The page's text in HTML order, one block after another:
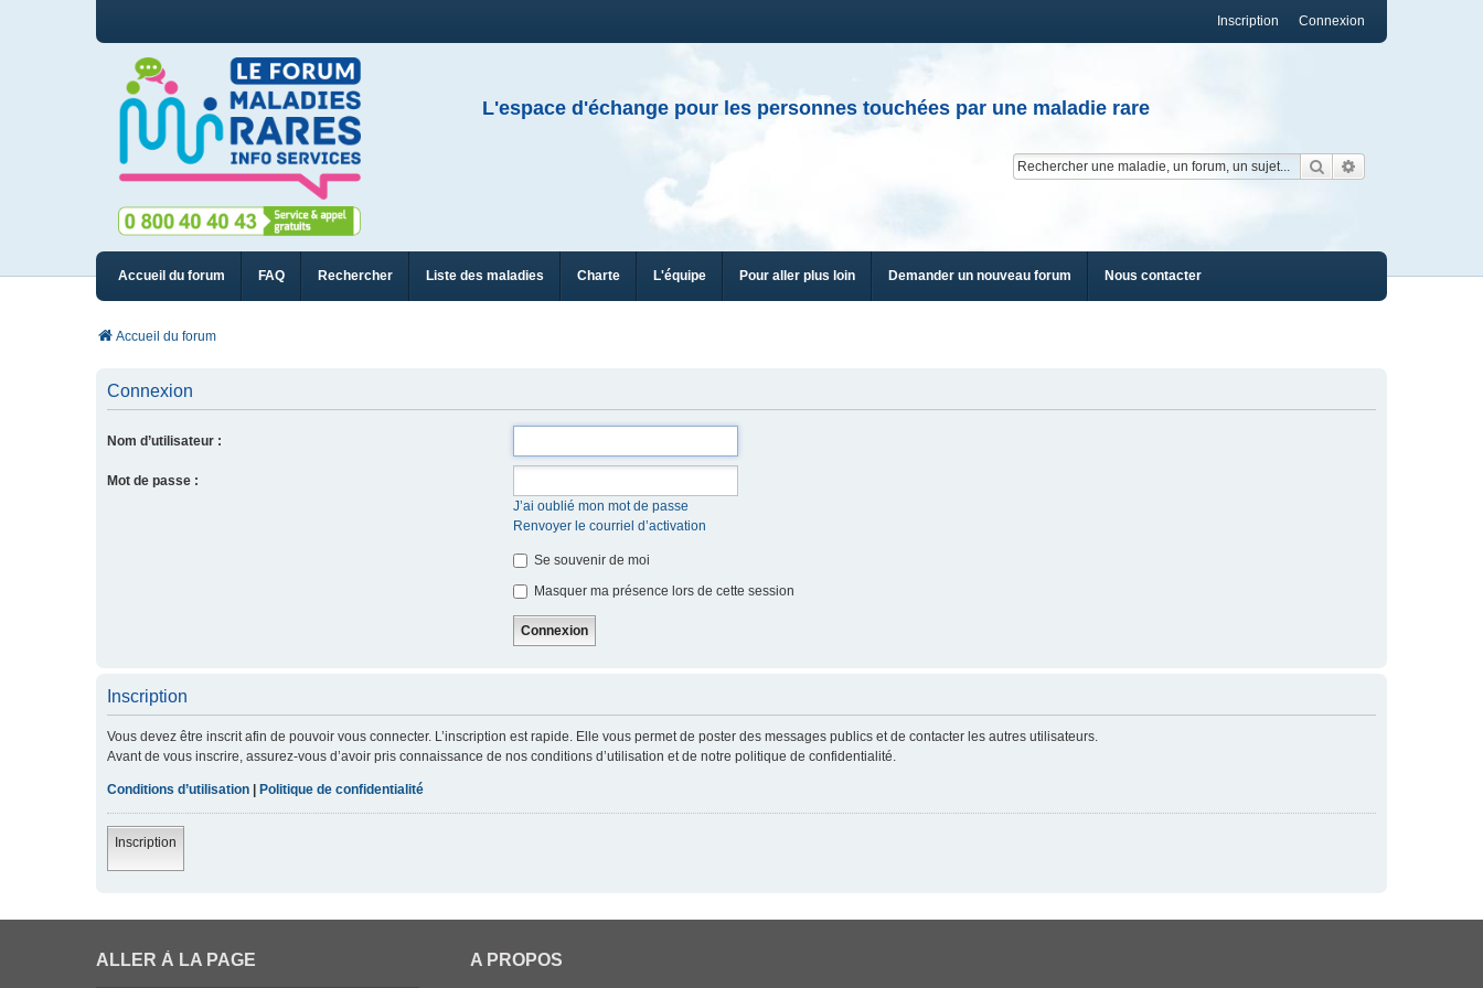
Connexion
Inscription
L'espace d'échange pour les personnes touchées par une maladie rare
Rechercher
Accueil du forum FAQ Rechercher Liste des maladies Charte L'équipe Pour aller plus loin Demander un nouveau forum Nous contacter
Accueil du forum
Connexion
Nom d’utilisateur :
Mot de passe :
J’ai oublié mon mot de passe
Renvoyer le courriel d’activation
Se souvenir de moi
Masquer ma présence lors de cette session
Inscription
Vous devez être inscrit afin de pouvoir vous connecter. L’inscription est rapide. Elle vous permet de poster des messages publics et de contacter les autres utilisateurs.
Avant de vous inscrire, assurez-vous d’avoir pris connaissance de nos conditions d’utilisation et de notre politique de confidentialité.
Conditions d’utilisation Politique de confidentialité
Inscription
ALLER À LA PAGE A PROPOS